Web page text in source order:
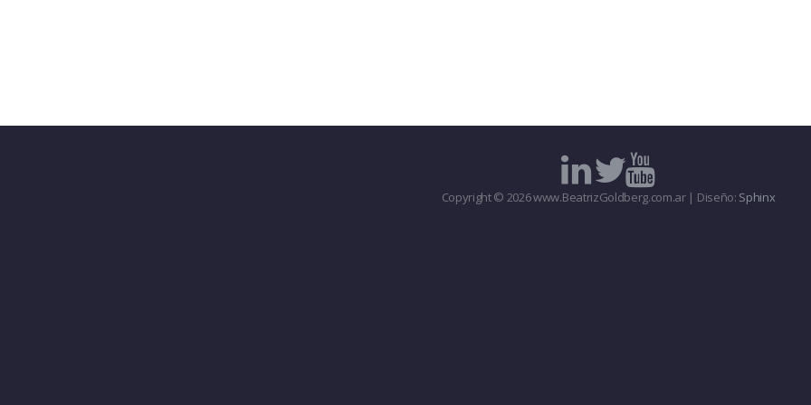
Copyright © 2026 www.BeatrizGoldberg.com.ar | Diseño: Sphinx